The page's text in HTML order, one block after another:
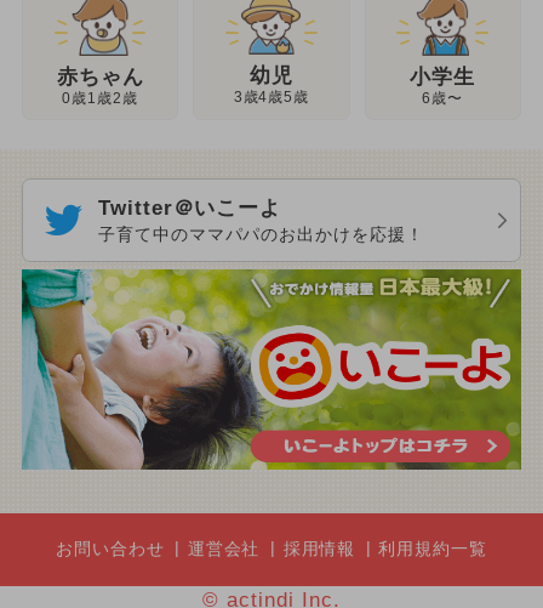
赤ちゃん
0歳1歳2歳
幼児
3歳4歳5歳
小学生
6歳〜
Twitter＠いこーよ
子育て中のママパパのお出かけを応援！
お問い合わせ 運営会社 採用情報 利用規約一覧
© actindi Inc.